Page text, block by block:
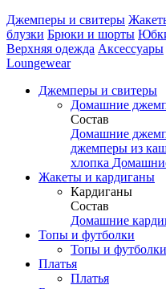
Джемперы и свитеры
блузки Брюки и шорты
Верхняя одежда Аксесcуары
Loungewear
Джемперы и свитеры
Домашние
Состав
Домашние
джемперы из
хлопка
Жакеты и кардиганы
Кардиганы
Состав
Домашние
Топы и футболки
Топы и футболки
Платья
Платья